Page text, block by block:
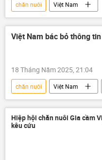
chăn nuôi
Việt Nam
Bộ Nông nghiệp Việt Nam
Kinh tế
Trung Quốc
Việt Nam bác bỏ thông
18 Tháng Năm 2025, 21:04
chăn nuôi Việt Nam
thông tin
giả
sản xuất
Hiệp hội chăn nuôi Gia cầm
kêu cứu